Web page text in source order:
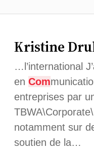
Kristine
…l’international
en Com
entreprises par
notamment sur
soutien de la…